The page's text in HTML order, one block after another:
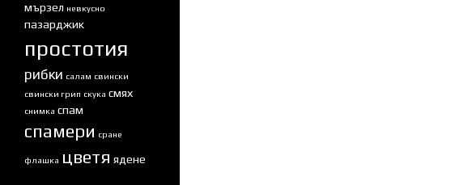
мързел невкусно
пазарджик
простотия
рибки салам свински
свински грип скука смях
снимка спам
спамери сране
флашка цветя ядене